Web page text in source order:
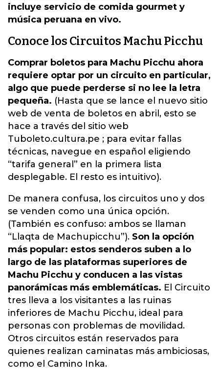
incluye servicio de comida gourmet y
música peruana en vivo.
Conoce los Circuitos Machu Picchu
Comprar boletos para Machu Picchu ahora
requiere optar por un circuito en particular,
algo que puede perderse si no lee la letra
pequeña. (Hasta que se lance el nuevo sitio
web de venta de boletos en abril, esto se
hace a través del sitio web
Tuboleto.cultura.pe ; para evitar fallas
técnicas, navegue en español eligiendo
“tarifa general” en la primera lista
desplegable. El resto es intuitivo).
De manera confusa, los circuitos uno y dos
se venden como una única opción.
(También es confuso: ambos se llaman
“Llaqta de Machupicchu”). Son la opción
más popular: estos senderos suben a lo
largo de las plataformas superiores de
Machu Picchu y conducen a las vistas
panorámicas más emblemáticas. El Circuito
tres lleva a los visitantes a las ruinas
inferiores de Machu Picchu, ideal para
personas con problemas de movilidad.
Otros circuitos están reservados para
quienes realizan caminatas más ambiciosas,
como el Camino Inka.